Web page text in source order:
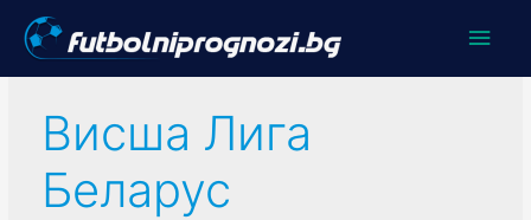
Main
Висша Лига
Беларус